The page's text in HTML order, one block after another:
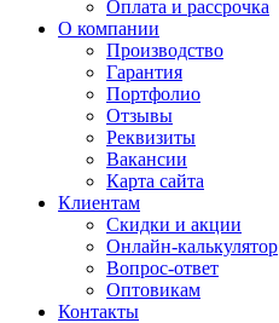
Оплата и рассрочка
О компании
Производство
Гарантия
Портфолио
Отзывы
Реквизиты
Вакансии
Карта сайта
Клиентам
Скидки и акции
Онлайн-калькулятор
Вопрос-ответ
Оптовикам
Контакты